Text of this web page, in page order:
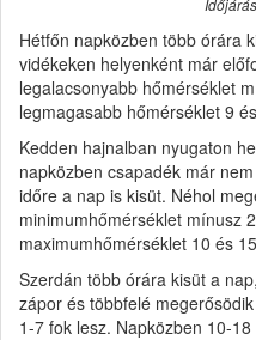
Hétfőn napközben több órára
vidékeken helyenként már
legalacsonyabb hőmérséklet
legmagasabb hőmérséklet 9
Kedden hajnalban nyugaton
napközben csapadék már
időre a nap is kisüt. Néhol
minimumhőmérséklet mínusz
maximumhőmérséklet 10 és
Szerdán több órára kisüt a
zápor és többfelé
1-7 fok lesz. Napközben 10-